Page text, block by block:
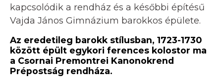
kapcsolódik a rendház és a későbbi építésű
Vajda János Gimnázium barokkos épülete.
Az eredetileg barokk stílusban, 1723-1730
között épült egykori ferences kolostor ma
a Csornai Premontrei Kanonokrend
Prépostság rendháza.